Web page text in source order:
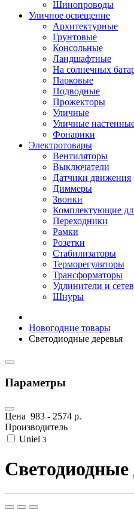
Шинопроводы
Уличное освещение
Архитектурные
Грунтовые
Консольные
Ландшафтные
На солнечных
Парковые
Подводные
Прожекторы
Уличные
Уличные
Фонарики
Электротовары
Вентиляторы
Выключатели
Датчики движения
Диммеры
Звонки
Комплектующие
Переходники
Рамки
Розетки
Стабилизаторы
Терморегуляторы
Трансформаторы
Удлинители и
Шнуры
Новогодние товары
Светодиодные деревья
Параметры
Цена 983 - 2574 р.
Производитель
Uniel 3
Светодиодные